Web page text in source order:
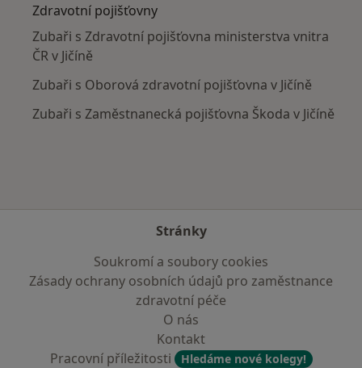
Zdravotní pojišťovny
Zubaři s Zdravotní pojišťovna ministerstva vnitra
ČR v Jičíně
Zubaři s Oborová zdravotní pojišťovna v Jičíně
Zubaři s Zaměstnanecká pojišťovna Škoda v Jičíně
Stránky
Soukromí a soubory cookies
Zásady ochrany osobních údajů pro zaměstnance
zdravotní péče
O nás
Kontakt
Pracovní příležitosti
Hledáme nové kolegy!